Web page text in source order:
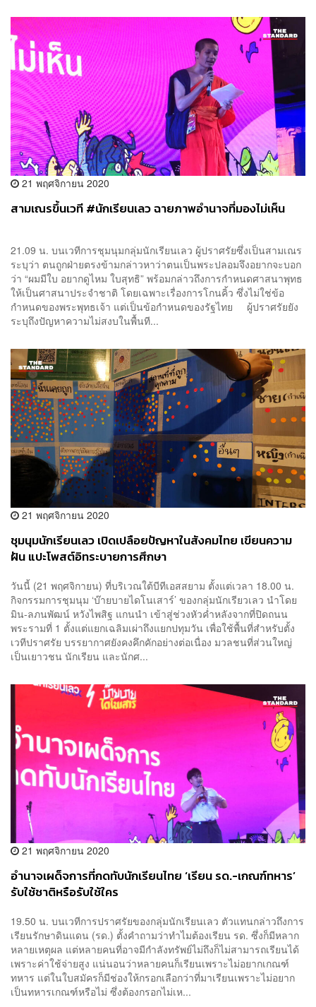
21 พฤศจิกายน 2020
สามเณรขึ้นเวที #นักเรียนเลว ฉายภาพอำนาจที่มองไม่เห็น
21.09 น. บนเวทีการชุมนุมกลุ่มนักเรียนเลว ผู้ปราศรัยซึ่งเป็นสามเณร
ระบุว่า ตนถูกฝ่ายตรงข้ามกล่าวหาว่าตนเป็นพระปลอมจึงอยากจะบอก
ว่า “ผมมีใบ อยากดูไหม ใบสุทธิ” พร้อมกล่าวถึงการกำหนดศาสนาพุทธ
ให้เป็นศาสนาประจำชาติ โดยเฉพาะเรื่องการโกนคิ้ว ซึ่งไม่ใช่ข้อ
กำหนดของพระพุทธเจ้า แต่เป็นข้อกำหนดของรัฐไทย ผู้ปราศรัยยัง
ระบุถึงปัญหาความไม่สงบในพื้นที...
21 พฤศจิกายน 2020
ชุมนุมนักเรียนเลว เปิดเปลือยปัญหาในสังคมไทย เขียนความ
ฝัน แปะโพสต์อิทระบายการศึกษา
วันนี้ (21 พฤศจิกายน) ที่บริเวณใต้บีทีเอสสยาม ตั้งแต่เวลา 18.00 น.
กิจกรรมการชุมนุม ‘บ๊ายบายไดโนเสาร์’ ของกลุ่มนักเรียวเลว นำโดย
มิน-ลภนพัฒน์ หวังไพสิฐ แกนนำ เข้าสู่ช่วงหัวค่ำหลังจากที่ปิดถนน
พระรามที่ 1 ตั้งแต่แยกเฉลิมเผ่าถึงแยกปทุมวัน เพื่อใช้พื้นที่สำหรับตั้ง
เวทีปราศรัย บรรยากาศยังคงคึกคักอย่างต่อเนื่อง มวลชนที่ส่วนใหญ่
เป็นเยาวชน นักเรียน และนักศ...
21 พฤศจิกายน 2020
อำนาจเผด็จการที่กดทับนักเรียนไทย ‘เรียน รด.-เกณฑ์ทหาร’
รับใช้ชาติหรือรับใช้ใคร
19.50 น. บนเวทีการปราศรัยของกลุ่มนักเรียนเลว ตัวแทนกล่าวถึงการ
เรียนรักษาดินแดน (รด.) ตั้งคำถามว่าทำไมต้องเรียน รด. ซึ่งก็มีหลาก
หลายเหตุผล แต่หลายคนที่อาจมีกำลังทรัพย์ไม่ถึงก็ไม่สามารถเรียนได้
เพราะค่าใช้จ่ายสูง แน่นอนว่าหลายคนก็เรียนเพราะไม่อยากเกณฑ์
ทหาร แต่ในใบสมัครก็มีช่องให้กรอกเลือกว่าที่มาเรียนเพราะไม่อยาก
เป็นทหารเกณฑ์หรือไม่ ซึ่งต้องกรอกไม่เห...